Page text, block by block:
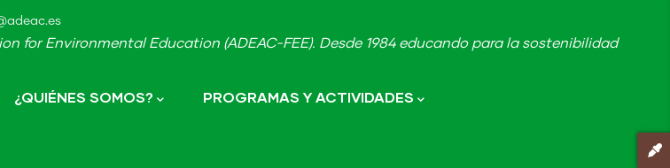
for Environmental Education (ADEAC-FEE). Desde 1984 educando para la sostenibilidad
¿QUIÉNES SOMOS? PROGRAMAS Y ACTIVIDADES